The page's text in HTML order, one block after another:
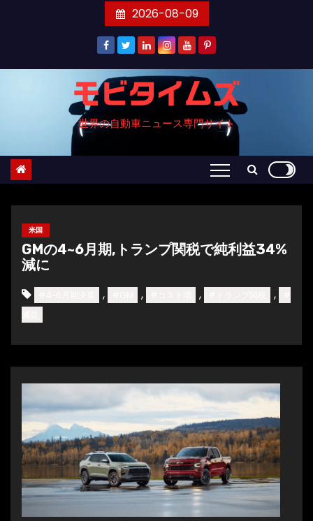
ン
プ
2026-08-09
モビタイムズ
世界の自動車ニュース専門サイト
米国
GMの4~6月期,トランプ関税で純利益34%
減に
, , , ,